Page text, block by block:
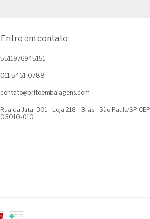
Entre em contato
5511976945151
011 5461-0788
contato@britoembalagens.com
Rua da Juta, 301 - Loja 218 - Brás - São Paulo/SP CEP
03010-010